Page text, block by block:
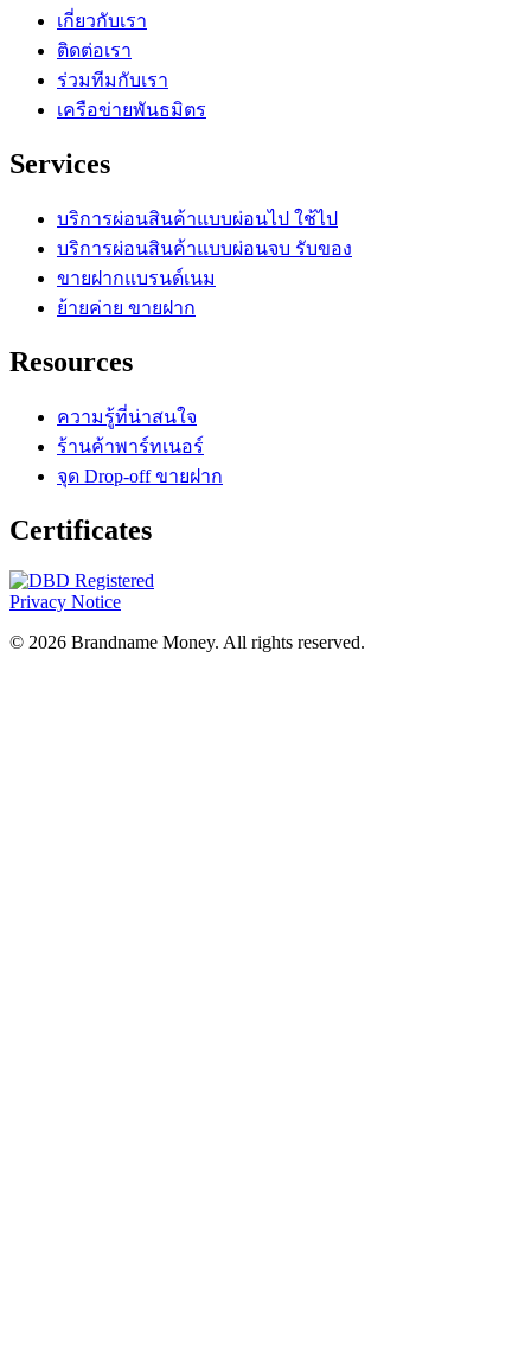
เกี่ยวกับเรา
ติดต่อเรา
ร่วมทีมกับเรา
เครือข่ายพันธมิตร
Services
บริการผ่อนสินค้าแบบผ่อนไป ใช้ไป
บริการผ่อนสินค้าแบบผ่อนจบ รับของ
ขายฝากแบรนด์เนม
ย้ายค่าย ขายฝาก
Resources
ความรู้ที่น่าสนใจ
ร้านค้าพาร์ทเนอร์
จุด Drop-off ขายฝาก
Certificates
Privacy Notice
© 2026 Brandname Money. All rights reserved.